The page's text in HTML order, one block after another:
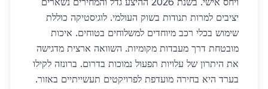
יציבים למרות תנודות בשוק העולמי. לוגיסטיקה כוללת
שימוש בכלי רכב מיוחדים למשלוחים בטוחים. איכות
מובטחת דרך מעבדות מקומיות. השוואה ארצית מדגישה
את היתרון של עלויות תפעול נמוכות בדרום. ברונזה לקילו
בערד היא בחירה מועדפת לפרויקטים תעשייתיים באזור.